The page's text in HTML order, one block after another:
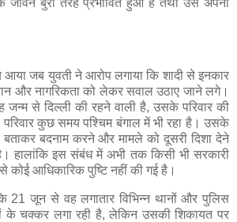
जीवन बुरी तरह प्रभावित हुआ है तथा उसे अपनी
आया जब युवती ने आरोप लगाया कि शादी से इनकार
और नागरिकता को लेकर सवाल उठाए जाने लगे।
जन्म से दिल्ली की रहने वाली है, उसके परिवार की
कुछ समय पश्चिम बंगाल में भी रहा है। उसके
बताकर बदनाम करने और मामले को दूसरी दिशा देने
हालांकि इस संबंध में अभी तक किसी भी सरकारी
आधिकारिक पुष्टि नहीं की गई है।
21 जून से वह लगातार विभिन्न थानों और पुलिस
के चक्कर लगा रही है, लेकिन उसकी शिकायत पर